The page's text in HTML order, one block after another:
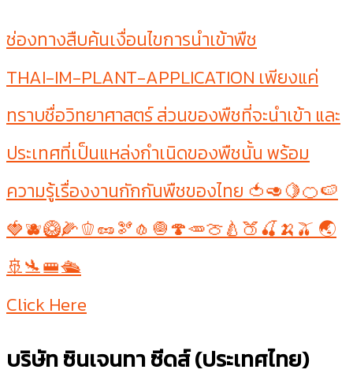
ช่องทางสืบค้นเงื่อนไขการนำเข้าพืช
THAI-IM-PLANT-APPLICATION เพียงแค่
ทราบชื่อวิทยาศาสตร์ ส่วนของพืชที่จะนำเข้า และ
ประเทศที่เป็นแหล่งกำเนิดของพืชนั้น พร้อม
ความรู้เรื่องงานกักกันพืชของไทย 🍅🥑🍋🍊🍉
🍓🫐🥝🌽🫑🥜🫘🧄🧅🍄🥕🍈🍐🍑🍒🍌🫒 🌏
🚢🛬🚝🛳
Click Here
บริษัท ซินเจนทา ซีดส์ (ประเทศไทย)